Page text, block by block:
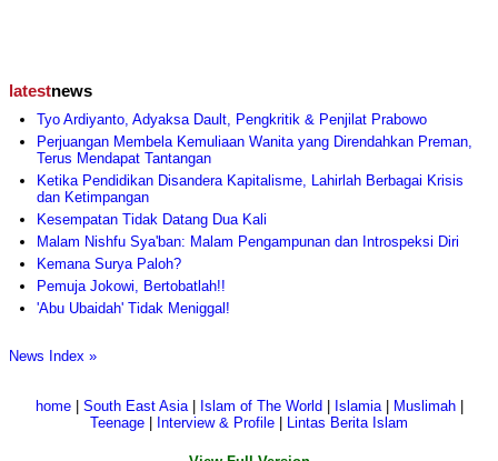
latestnews
Tyo Ardiyanto, Adyaksa Dault, Pengkritik & Penjilat Prabowo
Perjuangan Membela Kemuliaan Wanita yang Direndahkan Preman,
Terus Mendapat Tantangan
Ketika Pendidikan Disandera Kapitalisme, Lahirlah Berbagai Krisis
dan Ketimpangan
Kesempatan Tidak Datang Dua Kali
Malam Nishfu Sya'ban: Malam Pengampunan dan Introspeksi Diri
Kemana Surya Paloh?
Pemuja Jokowi, Bertobatlah!!
'Abu Ubaidah' Tidak Meniggal!
News Index »
home| South East Asia| Islam of The World Islamia| Muslimah|
Teenage
Interview & Profile Lintas Berita Islam